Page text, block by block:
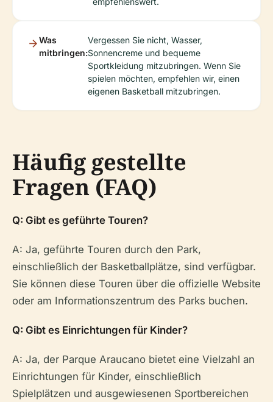
Was
mitbringen:
Vergessen Sie nicht, Wasser,
Sonnencreme und bequeme
Sportkleidung mitzubringen. Wenn Sie
spielen möchten, empfehlen wir, einen
eigenen Basketball mitzubringen.
Häufig gestellte
Fragen (FAQ)
Q: Gibt es geführte Touren?
A: Ja, geführte Touren durch den Park,
einschließlich der Basketballplätze, sind verfügbar.
Sie können diese Touren über die offizielle Website
oder am Informationszentrum des Parks buchen.
Q: Gibt es Einrichtungen für Kinder?
A: Ja, der Parque Araucano bietet eine Vielzahl an
Einrichtungen für Kinder, einschließlich
Spielplätzen und ausgewiesenen Sportbereichen